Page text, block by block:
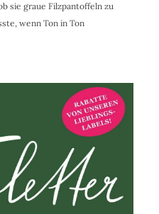
sie graue Filzpantoffeln zu
wenn Ton in Ton